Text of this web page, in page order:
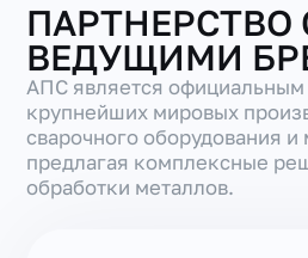
ПАРТНЕРСТВО
ВЕДУЩИМИ
АПС является
крупнейших мировых
сварочного оборудования и
предлагая комплексные
обработки металлов.